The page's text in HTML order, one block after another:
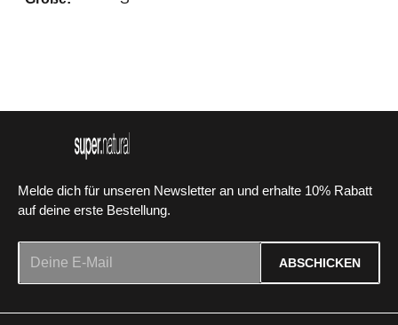
Melde dich für unseren Newsletter an und erhalte 10% Rabatt
auf deine erste Bestellung.
ABSCHICKEN
Die mit einem Stern (*) markierten Felder sind Pflichtfelder.